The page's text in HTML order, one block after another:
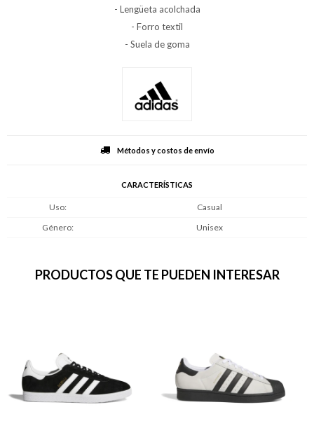
- Lengüeta acolchada
- Forro textil
- Suela de goma
Métodos y costos de envío
CARACTERÍSTICAS
Uso
Casual
Género
Unisex
PRODUCTOS QUE TE PUEDEN INTERESAR